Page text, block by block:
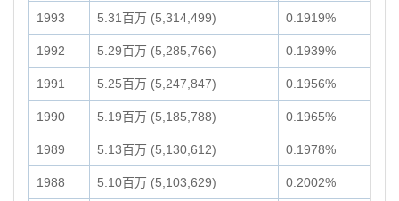
1993 5.31百万 (5,314,499) 0.1919%
1992 5.29百万 (5,285,766) 0.1939%
1991 5.25百万 (5,247,847) 0.1956%
1990 5.19百万 (5,185,788) 0.1965%
1989 5.13百万 (5,130,612) 0.1978%
1988 5.10百万 (5,103,629) 0.2002%